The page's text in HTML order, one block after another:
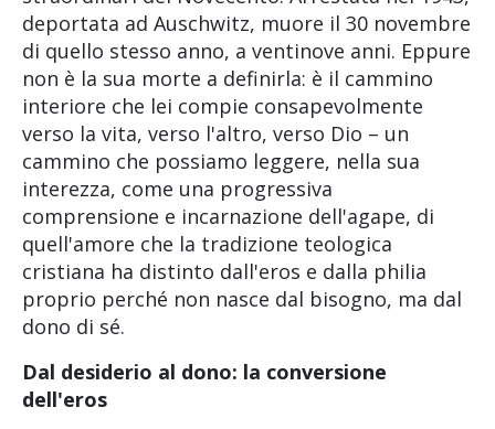
deportata ad Auschwitz, muore il 30 novembre
di quello stesso anno, a ventinove anni. Eppure
non è la sua morte a definirla: è il cammino
interiore che lei compie consapevolmente
verso la vita, verso l'altro, verso Dio – un
cammino che possiamo leggere, nella sua
interezza, come una progressiva
comprensione e incarnazione dell'agape, di
quell'amore che la tradizione teologica
cristiana ha distinto dall'eros e dalla philia
proprio perché non nasce dal bisogno, ma dal
dono di sé.
Dal desiderio al dono: la conversione
dell'eros